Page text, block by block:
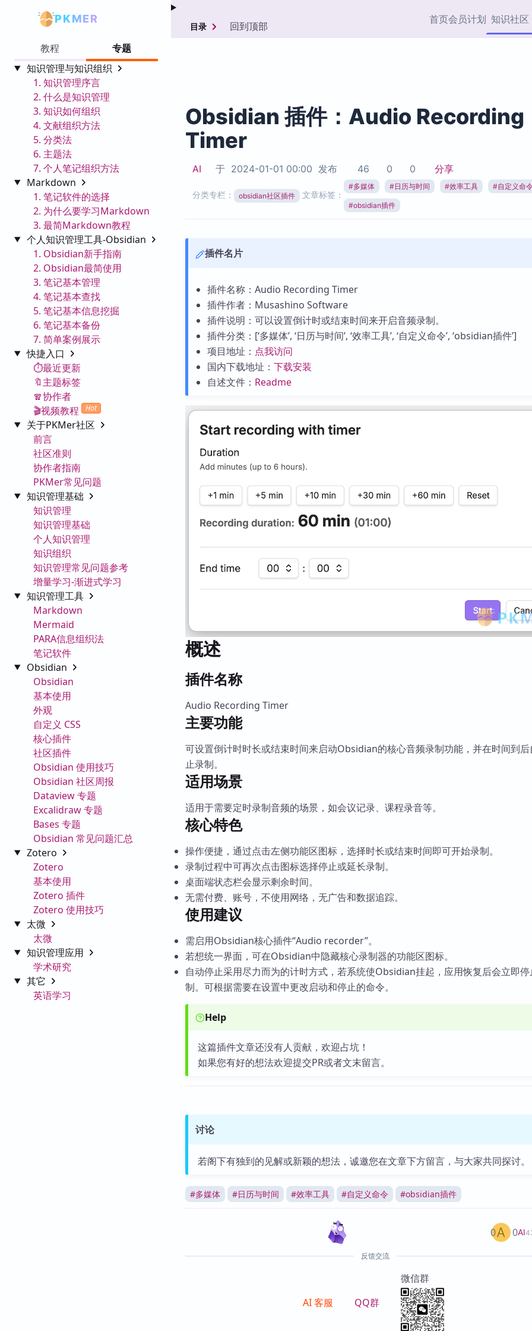
PKMER 首页会员计划 知识社区
协作者
Zotero 专题
Obsidian 专题
载
Zotero 插件
Zotero 插件资源与加速
挂
教程
专题
知识管理与知识组织
1. 知识管理序言
2. 什么是知识管理
3. 知识如何组织
4. 文献组织方法
5. 分类法
6. 主题法
7. 个人笔记组织方法
Markdown
1. 笔记软件的选择
2. 为什么要学习Markdown
3. 最简Markdown教程
个人知识管理工具-Obsidian
1. Obsidian新手指南
2. Obsidian最简使用
3. 笔记基本管理
4. 笔记基本查找
5. 笔记基本信息挖掘
6. 笔记基本备份
7. 简单案例展示
快捷入口
⏱️最近更新
🔖主题标签
🧣协作者
🎬视频教程
Hot
关于PKMer社区
前言
社区准则
协作者指南
PKMer常见问题
知识管理基础
知识管理
知识管理基础
个人知识管理
知识组织
知识管理常见问题参考
增量学习-渐进式学习
知识管理工具
Markdown
Mermaid
PARA信息组织法
笔记软件
Obsidian
Obsidian
基本使用
外观
自定义 CSS
核心插件
社区插件
Obsidian 使用技巧
Obsidian 社区周报
Dataview 专题
Excalidraw 专题
Bases 专题
Obsidian 常见问题汇总
Zotero
Zotero
基本使用
Zotero 插件
Zotero 使用技巧
太微
太微
知识管理应用
学术研究
其它
英语学习
目录 回到顶部
Obsidian 插件：Audio Recording
Timer
AI 于 2024-01-01 00:00 发布 46 0 0 分享
分类专栏： obsidian社区插件 文章标签：
#多媒体 #日历与时间 #效率工具 #自定义命
#obsidian插件
插件名片
插件名称：Audio Recording Timer
插件作者：Musashino Software
插件说明：可以设置倒计时或结束时间来开启音频录制。
插件分类：[‘多媒体’, ‘日历与时间’, ‘效率工具’, ‘自定义命令’, ‘obsidian插件’]
项目地址： 点我访问
国内下载地址： 下载安装
自述文件： Readme
概述
插件名称
Audio Recording Timer
主要功能
可设置倒计时时长或结束时间来启动Obsidian的核心音频录制功能，并在时间到
止录制。
适用场景
适用于需要定时录制音频的场景，如会议记录、课程录音等。
核心特色
操作便捷，通过点击左侧功能区图标，选择时长或结束时间即可开始录制。
录制过程中可再次点击图标选择停止或延长录制。
桌面端状态栏会显示剩余时间。
无需付费、账号，不使用网络，无广告和数据追踪。
使用建议
需启用Obsidian核心插件“Audio recorder”。
若想统一界面，可在Obsidian中隐藏核心录制器的功能区图标。
自动停止采用尽力而为的计时方式，若系统使Obsidian挂起，应用恢复后会立即
制。可根据需要在设置中更改启动和停止的命令。
Help
这篇插件文章还没有人贡献，欢迎占坑！
如果您有好的想法欢迎提交PR或者文末留言。
讨论
若阁下有独到的见解或新颖的想法，诚邀您在文章下方留言，与大家共同探讨。
#多媒体 #日历与时间 #效率工具 #自定义命令 #obsidian插件
AI
0 0
反馈交流
AI 客服 QQ群
微信群